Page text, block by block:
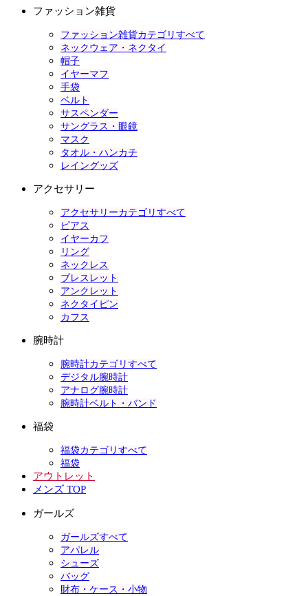
ファッション雑貨
ファッション雑貨カテゴリすべて
ネックウェア・ネクタイ
帽子
イヤーマフ
手袋
ベルト
サスペンダー
サングラス・眼鏡
マスク
タオル・ハンカチ
レイングッズ
アクセサリー
アクセサリーカテゴリすべて
ピアス
イヤーカフ
リング
ネックレス
ブレスレット
アンクレット
ネクタイピン
カフス
腕時計
腕時計カテゴリすべて
デジタル腕時計
アナログ腕時計
腕時計ベルト・バンド
福袋
福袋カテゴリすべて
福袋
アウトレット
メンズ TOP
ガールズ
ガールズすべて
アパレル
シューズ
バッグ
財布・ケース・小物